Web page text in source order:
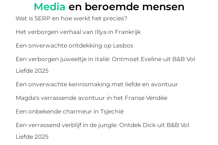
Media en beroemde mensen
Wat is SERP en hoe werkt het precies?
Het verborgen verhaal van Illya in Frankrijk
Een onverwachte ontdekking op Lesbos
Een verborgen juweeltje in Italië: Ontmoet Eveline uit B&B Vol
Liefde 2025
Een onverwachte kennismaking met liefde en avontuur
Magda's verrassende avontuur in het Franse Vendée
Een onbekende charmeur in Tsjechië
Een verrassend verblijf in de jungle: Ontdek Dick uit B&B Vol
Liefde 2025